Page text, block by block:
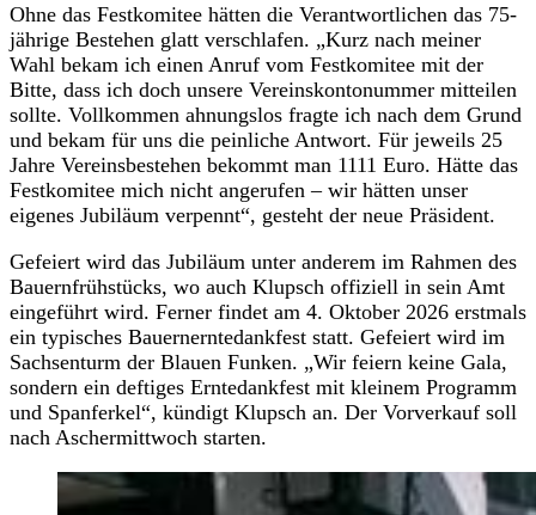
Ohne das Festkomitee hätten die Verantwortlichen das 75-
jährige Bestehen glatt verschlafen. „Kurz nach meiner
Wahl bekam ich einen Anruf vom Festkomitee mit der
Bitte, dass ich doch unsere Vereinskontonummer mitteilen
sollte. Vollkommen ahnungslos fragte ich nach dem Grund
und bekam für uns die peinliche Antwort. Für jeweils 25
Jahre Vereinsbestehen bekommt man 1111 Euro. Hätte das
Festkomitee mich nicht angerufen – wir hätten unser
eigenes Jubiläum verpennt“, gesteht der neue Präsident.
Gefeiert wird das Jubiläum unter anderem im Rahmen des
Bauernfrühstücks, wo auch Klupsch offiziell in sein Amt
eingeführt wird. Ferner findet am 4. Oktober 2026 erstmals
ein typisches Bauernerntedankfest statt. Gefeiert wird im
Sachsenturm der Blauen Funken. „Wir feiern keine Gala,
sondern ein deftiges Erntedankfest mit kleinem Programm
und Spanferkel“, kündigt Klupsch an. Der Vorverkauf soll
nach Aschermittwoch starten.